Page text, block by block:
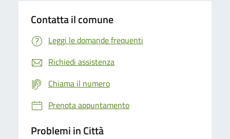
Contatta il comune
Leggi le domande frequenti
Richiedi assistenza
Chiama il numero
Prenota appuntamento
Problemi in Città